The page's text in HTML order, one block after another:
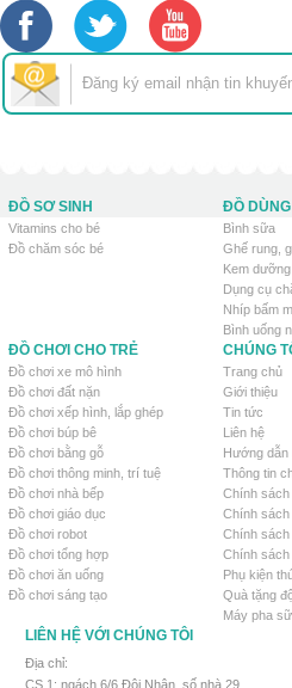
ĐỒ SƠ SINH
Vitamins cho bé
Đồ chăm sóc bé
ĐỒ
Bình sữa
Ghế rung,
Kem
Dụng cụ
Nhíp bấm
Bình uống
ĐỒ CHƠI CHO TRẺ
Đồ chơi xe mô hình
Đồ chơi đất nặn
Đồ chơi xếp hình, lắp ghép
Đồ chơi búp bê
Đồ chơi bằng gỗ
Đồ chơi thông minh, trí tuệ
Đồ chơi nhà bếp
Đồ chơi giáo dục
Đồ chơi robot
Đồ chơi tổng hợp
Đồ chơi ăn uống
Đồ chơi sáng tạo
CHÚNG
Trang chủ
Giới thiệu
Tin tức
Liên hệ
Hướng dẫn
Thông tin
Chính sách
Chính sách
Chính
Chính sách
Phụ kiện
Quà tặng
Máy pha
LIÊN HỆ VỚI CHÚNG TÔI
Địa chỉ:
CS 1: ngách 6/6 Đội Nhân, số nhà 29,